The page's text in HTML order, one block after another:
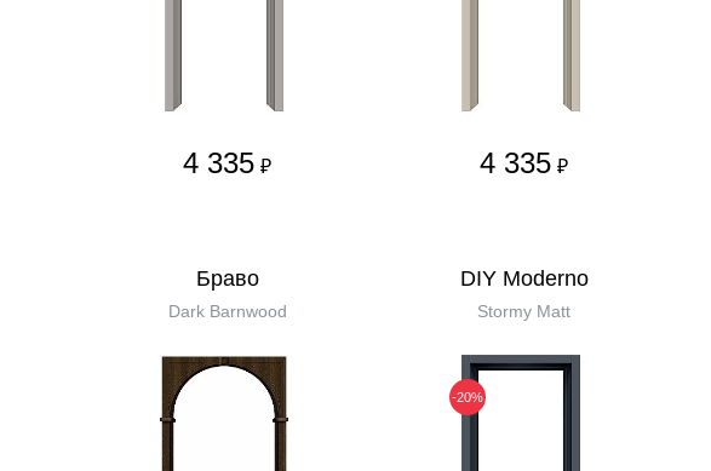
4 335 ₽ 4 335 ₽
Бравo
Dark Barnwood
DIY Moderno
Stormy Matt
-20%